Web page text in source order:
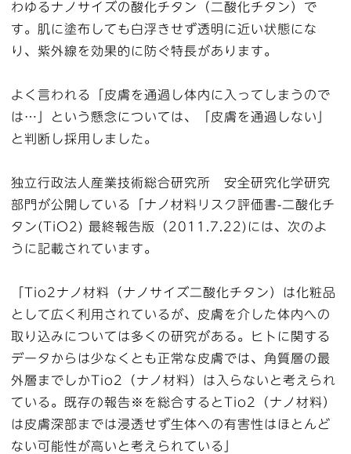
わゆるナノサイズの酸化チタン（二酸化チタン）で
す。肌に塗布しても白浮きせず透明に近い状態にな
り、紫外線を効果的に防ぐ特長があります。
よく言われる「皮膚を通過し体内に入ってしまうので
は…」という懸念については、「皮膚を通過しない」
と判断し採用しました。
独立行政法人産業技術総合研究所 安全研究化学研究
部門が公開している「ナノ材料リスク評価書-二酸化チ
タン(TiO2) 最終報告版（2011.7.22)には、次のよ
うに記載されています。
「Tio2ナノ材料（ナノサイズ二酸化チタン）は化粧品
として広く利用されているが、皮膚を介した体内への
取り込みについては多くの研究がある。ヒトに関する
データからは少なくとも正常な皮膚では、角質層の最
外層までしかTio2（ナノ材料）は入らないと考えられ
ている。既存の報告※を総合するとTio2（ナノ材料）
は皮膚深部までは浸透せず生体への有害性はほとんど
ない可能性が高いと考えられている」